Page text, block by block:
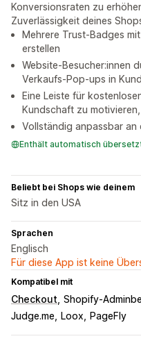
Konversionsraten zu
Zuverlässigkeit deines
Mehrere Trust-Badges
erstellen
Website-Besucher:innen
Verkaufs-Pop-ups in
Eine Leiste für
Kundschaft zu
Vollständig anpassbar
Enthält automatisch
Beliebt bei Shops wie deinem
Sitz in den USA
Sprachen
Englisch
Für diese App ist keine
Kompatibel mit
Checkout Shopify-
Judge.me
Loox PageFly